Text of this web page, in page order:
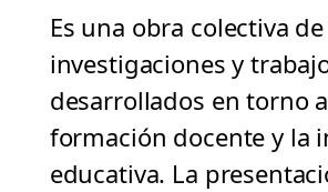
Es una obra colectiva de
investigaciones y
desarrollados en torno
formación docente y la
educativa. La